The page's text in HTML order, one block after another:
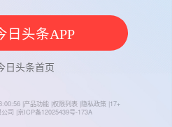
日头条
日头条首页
|产品功能 |权限列表 |隐私政策 |17+
司 |京ICP备12025439号-173A